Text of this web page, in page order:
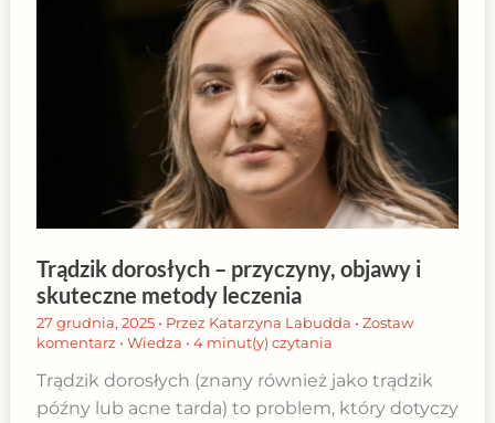
Trądzik dorosłych – przyczyny, objawy i
skuteczne metody leczenia
27 grudnia, 2025 • Przez Katarzyna Labudda • Zostaw
komentarz • Wiedza • 4 minut(y) czytania
Trądzik dorosłych (znany również jako trądzik
późny lub acne tarda) to problem, który dotyczy